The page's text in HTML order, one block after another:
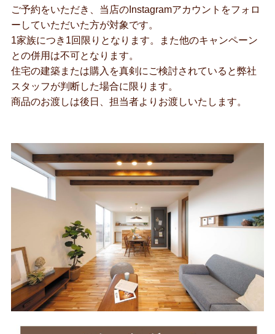
ご予約をいただき、当店のInstagramアカウントをフォロ
ーしていただいた方が対象です。
1家族につき1回限りとなります。また他のキャンペーン
との併用は不可となります。
住宅の建築または購入を真剣にご検討されていると弊社
スタッフが判断した場合に限ります。
商品のお渡しは後日、担当者よりお渡しいたします。